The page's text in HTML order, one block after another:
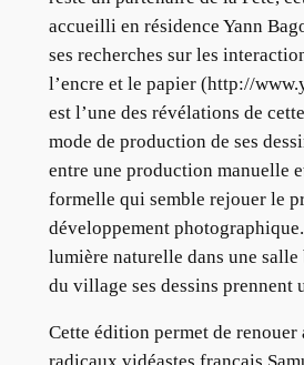
accueilli en résidence Yann
ses recherches sur les
l’encre et le papier (http://
est l’une des révélations de
mode de production de ses
entre une production manuelle
formelle qui semble rejouer le
développement photographique.
lumière naturelle dans une salle
du village ses dessins prennent
Cette édition permet de renouer